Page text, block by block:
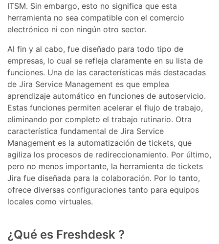
ITSM. Sin embargo, esto no significa que esta
herramienta no sea compatible con el comercio
electrónico ni con ningún otro sector.
Al fin y al cabo, fue diseñado para todo tipo de
empresas, lo cual se refleja claramente en su lista de
funciones. Una de las características más destacadas
de Jira Service Management es que emplea
aprendizaje automático en funciones de autoservicio.
Estas funciones permiten acelerar el flujo de trabajo,
eliminando por completo el trabajo rutinario. Otra
característica fundamental de Jira Service
Management es la automatización de tickets, que
agiliza los procesos de redireccionamiento. Por último,
pero no menos importante, la herramienta de tickets
Jira fue diseñada para la colaboración. Por lo tanto,
ofrece diversas configuraciones tanto para equipos
locales como virtuales.
¿Qué es Freshdesk ?